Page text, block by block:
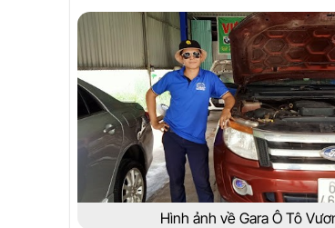
Hình ảnh về Gara Ô Tô